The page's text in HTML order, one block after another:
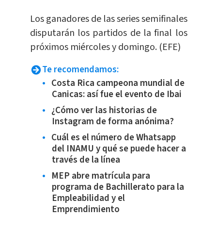
Los ganadores de las series semifinales
disputarán los partidos de la final los
próximos miércoles y domingo. (EFE)
Te recomendamos:
Costa Rica campeona mundial de
Canicas: así fue el evento de Ibai
¿Cómo ver las historias de
Instagram de forma anónima?
Cuál es el número de Whatsapp
del INAMU y qué se puede hacer a
través de la línea
MEP abre matrícula para
programa de Bachillerato para la
Empleabilidad y el
Emprendimiento